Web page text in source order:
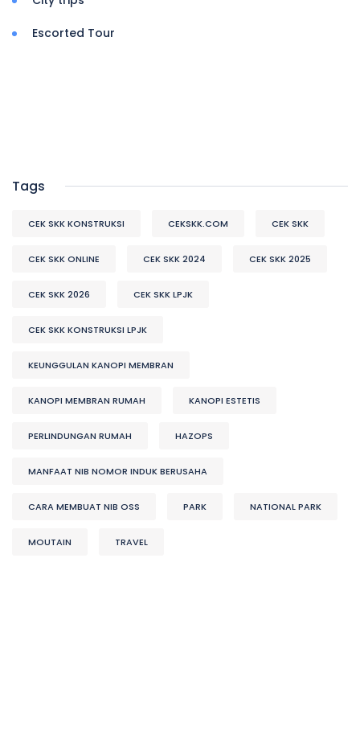
Escorted Tour
Tags
CEK SKK KONSTRUKSI CEKSKK.COM CEK SKK
CEK SKK ONLINE CEK SKK 2024 CEK SKK 2025
CEK SKK 2026 CEK SKK LPJK
CEK SKK KONSTRUKSI LPJK
KEUNGGULAN KANOPI MEMBRAN
KANOPI MEMBRAN RUMAH KANOPI ESTETIS
PERLINDUNGAN RUMAH HAZOPS
MANFAAT NIB NOMOR INDUK BERUSAHA
CARA MEMBUAT NIB OSS PARK NATIONAL PARK
MOUTAIN TRAVEL